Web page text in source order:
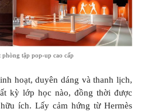
phòng tập pop-up cao cấp
hoạt, duyên dáng và thanh lịch,
kỳ lớp học nào, đồng thời được
ích. Lấy cảm hứng từ Hermès